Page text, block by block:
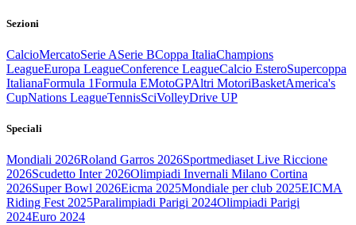
Sezioni
CalcioMercatoSerie ASerie BCoppa ItaliaChampions
LeagueEuropa LeagueConference LeagueCalcio EsteroSupercoppa
ItalianaFormula 1Formula EMotoGPAltri MotoriBasketAmerica's
CupNations LeagueTennisSciVolleyDrive UP
Speciali
Mondiali 2026Roland Garros 2026Sportmediaset Live Riccione
2026Scudetto Inter 2026Olimpiadi Invernali Milano Cortina
2026Super Bowl 2026Eicma 2025Mondiale per club 2025EICMA
Riding Fest 2025Paralimpiadi Parigi 2024Olimpiadi Parigi
2024Euro 2024